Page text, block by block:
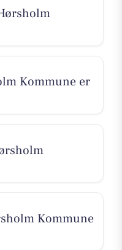
Kommune er
Kommune